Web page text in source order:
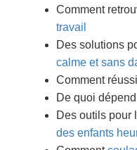
Comment
travail
Des solutions
calme et sans
Comment
De quoi
Des outils pour
des enfants